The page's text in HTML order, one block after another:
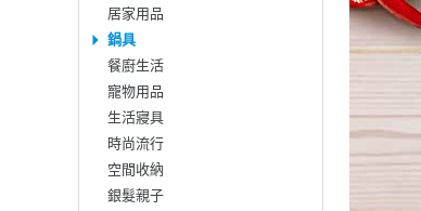
居家用品
鍋具
餐廚生活
寵物用品
生活寢具
時尚流行
空間收納
銀髮親子